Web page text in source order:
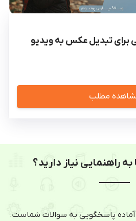
مطلب
راهنمایی نیاز دارید؟
پاسخگویی به سوالات شماست.